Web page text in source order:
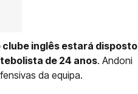
clube inglês estará disposto
de 24 anos. Andoni
da equipa.